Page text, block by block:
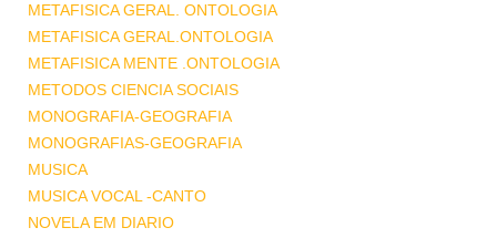
METAFISICA GERAL. ONTOLOGIA
METAFISICA GERAL.ONTOLOGIA
METAFISICA MENTE .ONTOLOGIA
METODOS CIENCIA SOCIAIS
MONOGRAFIA-GEOGRAFIA
MONOGRAFIAS-GEOGRAFIA
MUSICA
MUSICA VOCAL -CANTO
NOVELA EM DIARIO